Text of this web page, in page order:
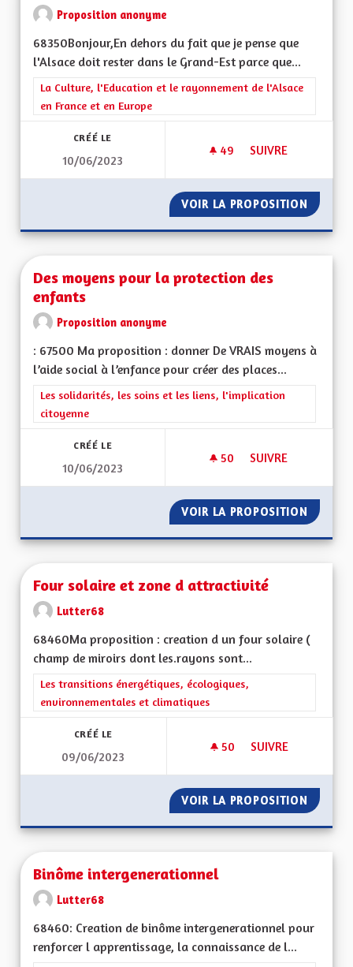
Proposition anonyme
68350Bonjour,En dehors du fait que je pense que
l'Alsace doit rester dans le Grand-Est parce que...
Filtrer les résultats de la catégorie : La Culture, l'Education et
La Culture, l'Education et le rayonnement de l'Alsace
en France et en Europe
CRÉÉ LE
10/06/2023
49 49 ABONNÉS
SUIVRE
VOIR LA PROPOSITION UNE
Des moyens pour la protection des
enfants
Proposition anonyme
: 67500 Ma proposition : donner De VRAIS moyens à
l’aide social à l’enfance pour créer des places...
Filtrer les résultats de la catégorie : Les solidarités, les soins
Les solidarités, les soins et les liens, l'implication
citoyenne
CRÉÉ LE
10/06/2023
50 50 ABONNÉS
SUIVRE
VOIR LA PROPOSITION DES
Four solaire et zone d attractivité
Lutter68
68460Ma proposition : creation d un four solaire (
champ de miroirs dont les.rayons sont...
Filtrer les résultats de la catégorie : Les transitions
Les transitions énergétiques, écologiques,
environnementales et climatiques
CRÉÉ LE
09/06/2023
50 50 ABONNÉS
SUIVRE
VOIR LA PROPOSITION FOUR
Binôme intergenerationnel
Lutter68
68460: Creation de binôme intergenerationnel pour
renforcer l apprentissage, la connaissance de l...